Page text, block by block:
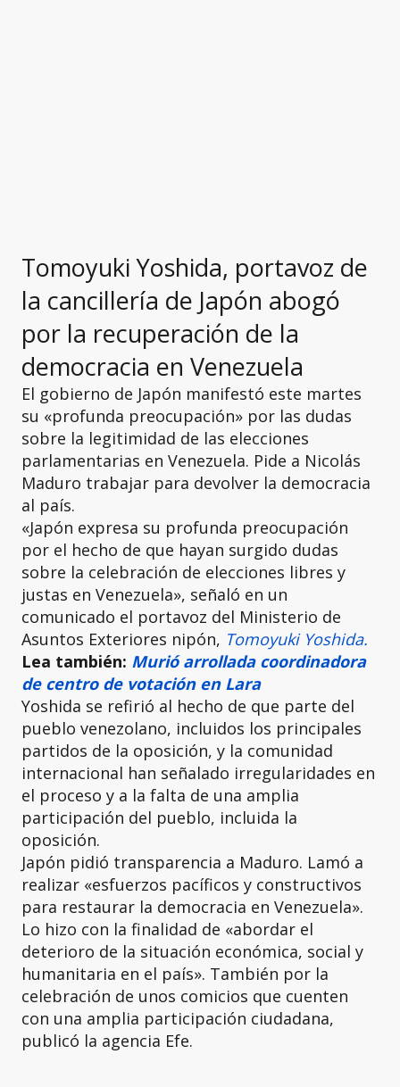
Tomoyuki Yoshida, portavoz de
la cancillería de Japón abogó
por la recuperación de la
democracia en Venezuela
El gobierno de Japón manifestó este martes
su «profunda preocupación» por las dudas
sobre la legitimidad de las elecciones
parlamentarias en Venezuela. Pide a Nicolás
Maduro trabajar para devolver la democracia
al país.
«Japón expresa su profunda preocupación
por el hecho de que hayan surgido dudas
sobre la celebración de elecciones libres y
justas en Venezuela», señaló en un
comunicado el portavoz del Ministerio de
Asuntos Exteriores nipón, Tomoyuki Yoshida.
Lea también: Murió arrollada coordinadora
de centro de votación en Lara
Yoshida se refirió al hecho de que parte del
pueblo venezolano, incluidos los principales
partidos de la oposición, y la comunidad
internacional han señalado irregularidades en
el proceso y a la falta de una amplia
participación del pueblo, incluida la
oposición.
Japón pidió transparencia a Maduro. Lamó a
realizar «esfuerzos pacíficos y constructivos
para restaurar la democracia en Venezuela».
Lo hizo con la finalidad de «abordar el
deterioro de la situación económica, social y
humanitaria en el país». También por la
celebración de unos comicios que cuenten
con una amplia participación ciudadana,
publicó la agencia Efe.